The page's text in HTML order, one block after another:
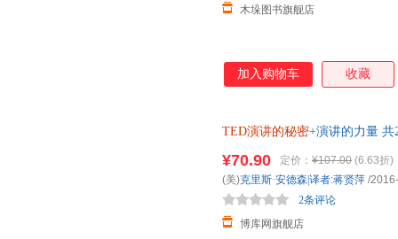
木垛图书旗舰店
加入购物车 收藏
TED演讲的秘密+演讲的力量 共
¥70.90 定价： ¥107.00 (6.63折)
博库网旗舰店
2条评论
(美)克里斯·安德森|译者:蒋贤萍 /